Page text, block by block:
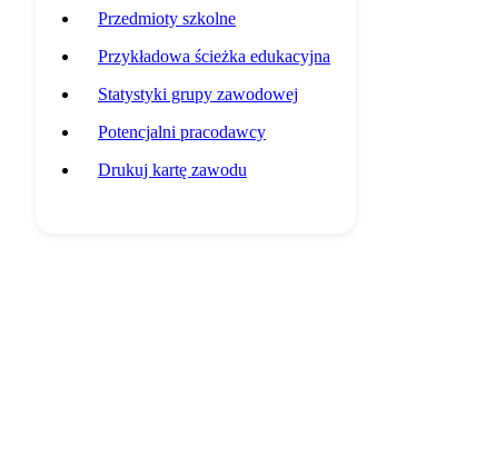
Przedmioty szkolne
Przykładowa ścieżka edukacyjna
Statystyki grupy zawodowej
Potencjalni pracodawcy
Drukuj kartę zawodu